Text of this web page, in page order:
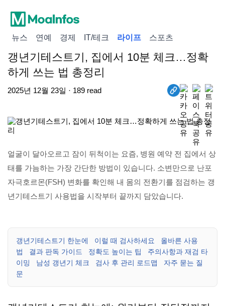
뉴스 연예 경제 IT/테크 라이프 스포츠
갱년기테스트기, 집에서 10분 체크…정확
하게 쓰는 법 총정리
2025년 12월 23일 · 189 read
얼굴이 달아오르고 잠이 뒤척이는 요즘, 병원 예약 전 집에서 상
태를 가늠하는 가장 간단한 방법이 있습니다. 소변만으로 난포
자극호르몬(FSH) 변화를 확인해 내 몸의 전환기를 점검하는 갱
년기테스트기 사용법을 시작부터 끝까지 담았습니다.
갱년기테스트기 한눈에 이럴 때 검사하세요
올바른 사용
법
결과 판독 가이드 정확도 높이는 팁
주의사항과 재검 타
이밍
남성 갱년기 체크 검사 후 관리 로드맵
자주 묻는 질
문